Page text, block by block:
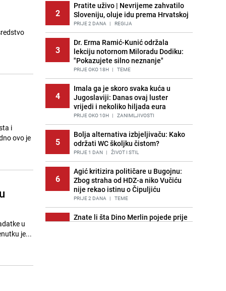
i
ovo je
u
trenutku je...
2
Pratite uživo | Nevrijeme zahvatilo
Sloveniju, oluje idu prema Hrvatskoj
PRIJE 2 DANA | REGIJA
3
Dr. Erma Ramić-Kunić održala
lekciju notornom Miloradu Dodiku:
"Pokazujete silno neznanje"
PRIJE OKO 18H | TEME
4
Imala ga je skoro svaka kuća u
Jugoslaviji: Danas ovaj luster
vrijedi i nekoliko hiljada eura
PRIJE OKO 10H | ZANIMLJIVOSTI
5
Bolja alternativa izbjeljivaču: Kako
održati WC školjku čistom?
PRIJE 1 DAN | ŽIVOT I STIL
6
Agić kritizira političare u Bugojnu:
Zbog straha od HDZ-a niko Vučiću
nije rekao istinu o Čipuljiću
PRIJE 2 DANA | TEME
7
Znate li šta Dino Merlin pojede prije